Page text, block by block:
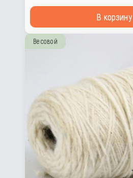
В корзину
Весовой